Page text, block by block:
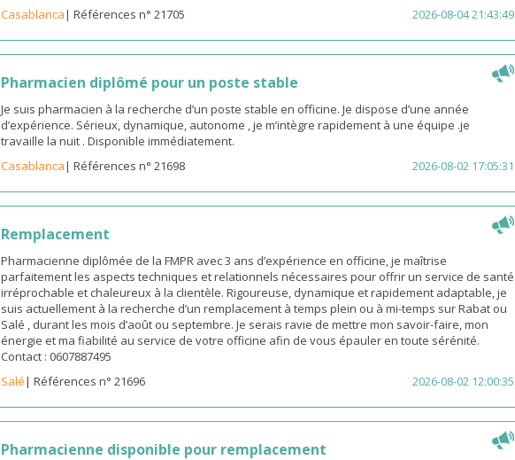
Casablanca| Références n° 21705 2026-08-04 21:43:49
Pharmacien diplômé pour un poste stable
Je suis pharmacien à la recherche d’un poste stable en officine. Je dispose d’une année
d’expérience. Sérieux, dynamique, autonome , je m’intègre rapidement à une équipe .je
travaille la nuit . Disponible immédiatement.
Casablanca| Références n° 21698 2026-08-02 17:05:31
Remplacement
Pharmacienne diplômée de la FMPR avec 3 ans d’expérience en officine, je maîtrise
parfaitement les aspects techniques et relationnels nécessaires pour offrir un service de santé
irréprochable et chaleureux à la clientèle. Rigoureuse, dynamique et rapidement adaptable, je
suis actuellement à la recherche d’un remplacement à temps plein ou à mi-temps sur Rabat ou
Salé , durant les mois d’août ou septembre. Je serais ravie de mettre mon savoir-faire, mon
énergie et ma fiabilité au service de votre officine afin de vous épauler en toute sérénité.
Contact : 0607887495
Salé| Références n° 21696 2026-08-02 12:00:35
Pharmacienne disponible pour remplacement